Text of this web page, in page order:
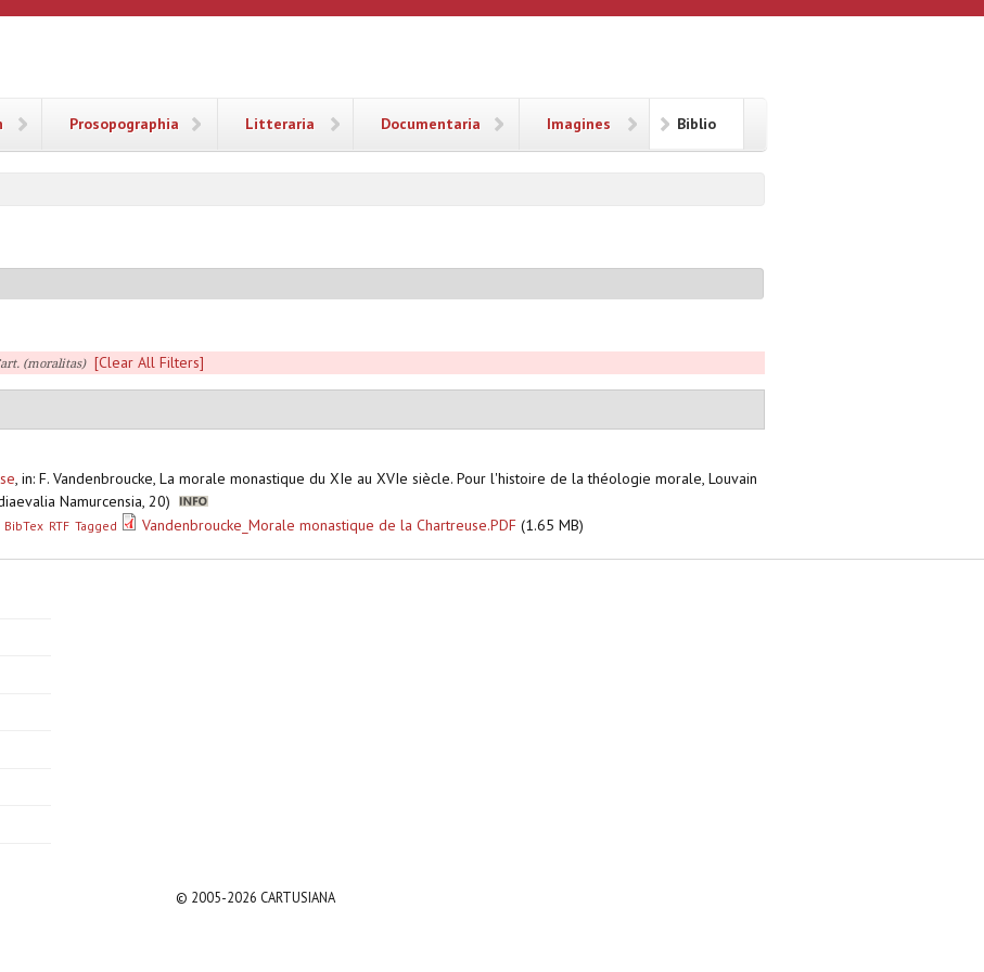
Prosopographia Litteraria Documentaria Imagines Biblio
(moralitas) [Clear All Filters]
, in: F. Vandenbroucke, La morale monastique du XIe au XVIe siècle. Pour l'histoire de la théologie morale, Louvain
Namurcensia, 20)
BibTex RTF Tagged Vandenbroucke_Morale monastique de la Chartreuse.PDF (1.65 MB)
© 2005-2026 CARTUSIANA